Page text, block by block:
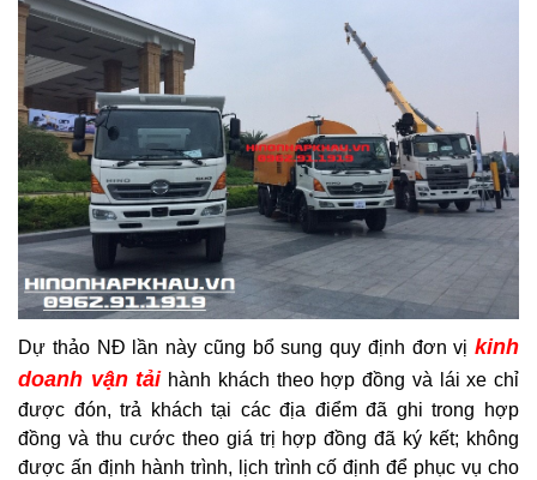
Dự thảo NĐ lần này cũng bổ sung quy định đơn vị kinh
doanh vận tải hành khách theo hợp đồng và lái xe chỉ
được đón, trả khách tại các địa điểm đã ghi trong hợp
đồng và thu cước theo giá trị hợp đồng đã ký kết; không
được ấn định hành trình, lịch trình cố định để phục vụ cho